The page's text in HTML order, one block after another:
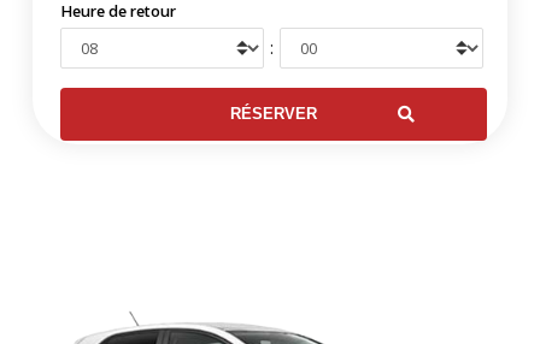
Heure de retour
: